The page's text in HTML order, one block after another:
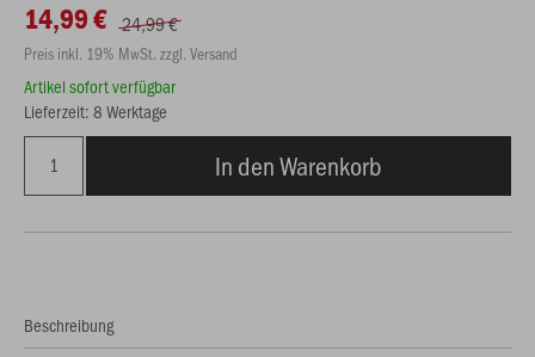
14,99 € 24,99 €
Preis inkl. 19% MwSt. zzgl. Versand
Artikel sofort verfügbar
Lieferzeit: 8 Werktage
In den Warenkorb
Beschreibung